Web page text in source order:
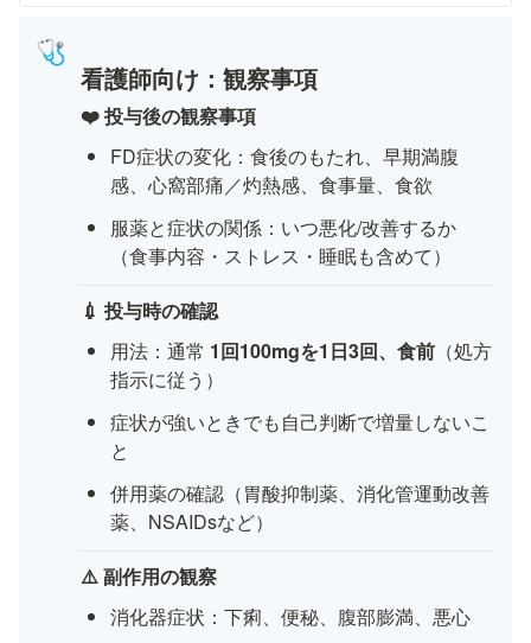
🩺
看護師向け：観察事項
❤️ 投与後の観察事項
FD症状の変化：食後のもたれ、早期満腹
感、心窩部痛／灼熱感、食事量、食欲
服薬と症状の関係：いつ悪化/改善するか
（食事内容・ストレス・睡眠も含めて）
💉 投与時の確認
用法：通常 1回100mgを1日3回、食前 （処方
指示に従う）
症状が強いときでも自己判断で増量しないこ
と
併用薬の確認（胃酸抑制薬、消化管運動改善
薬、NSAIDsなど）
⚠️ 副作用の観察
消化器症状：下痢、便秘、腹部膨満、悪心